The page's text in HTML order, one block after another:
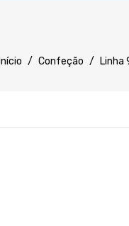
Início / Confeção / Linha